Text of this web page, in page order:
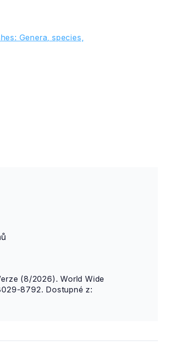
Genera, species,
(8/2026). World Wide
8792. Dostupné z: